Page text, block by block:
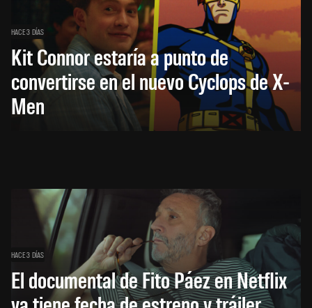
HACE 3 DÍAS
Kit Connor estaría a punto de
convertirse en el nuevo Cyclops de X-
Men
HACE 3 DÍAS
El documental de Fito Páez en Netflix